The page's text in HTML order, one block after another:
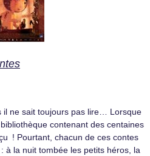
il ne sait toujours pas lire… Lorsque
contenant des centaines
! Pourtant, chacun de ces contes
à la nuit tombée les petits héros, la